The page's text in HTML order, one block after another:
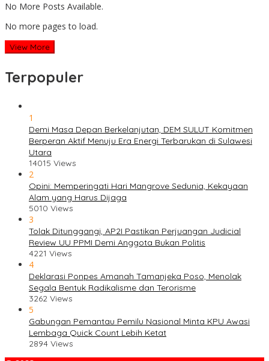
No More Posts Available.
No more pages to load.
View More
Terpopuler
1
Demi Masa Depan Berkelanjutan, DEM SULUT Komitmen
Berperan Aktif Menuju Era Energi Terbarukan di Sulawesi
Utara
14015 Views
2
Opini: Memperingati Hari Mangrove Sedunia, Kekayaan
Alam yang Harus Dijaga
5010 Views
3
Tolak Ditunggangi, AP2I Pastikan Perjuangan Judicial
Review UU PPMI Demi Anggota Bukan Politis
4221 Views
4
Deklarasi Ponpes Amanah Tamanjeka Poso, Menolak
Segala Bentuk Radikalisme dan Terorisme
3262 Views
5
Gabungan Pemantau Pemilu Nasional Minta KPU Awasi
Lembaga Quick Count Lebih Ketat
2894 Views